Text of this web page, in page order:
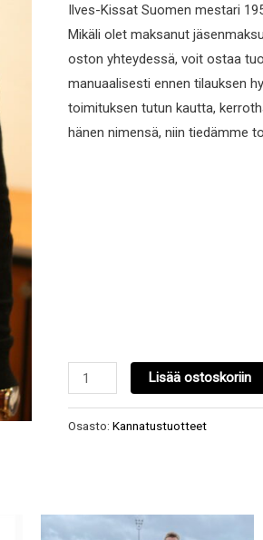
Ilves-Kissat Suomen mestari
Mikäli olet maksanut
oston yhteydessä, voit ostaa
manuaalisesti ennen tilauksen
toimituksen tutun kautta,
hänen nimensä, niin tiedämme
Lisää ostoskoriin
Osasto: Kannatustuotteet